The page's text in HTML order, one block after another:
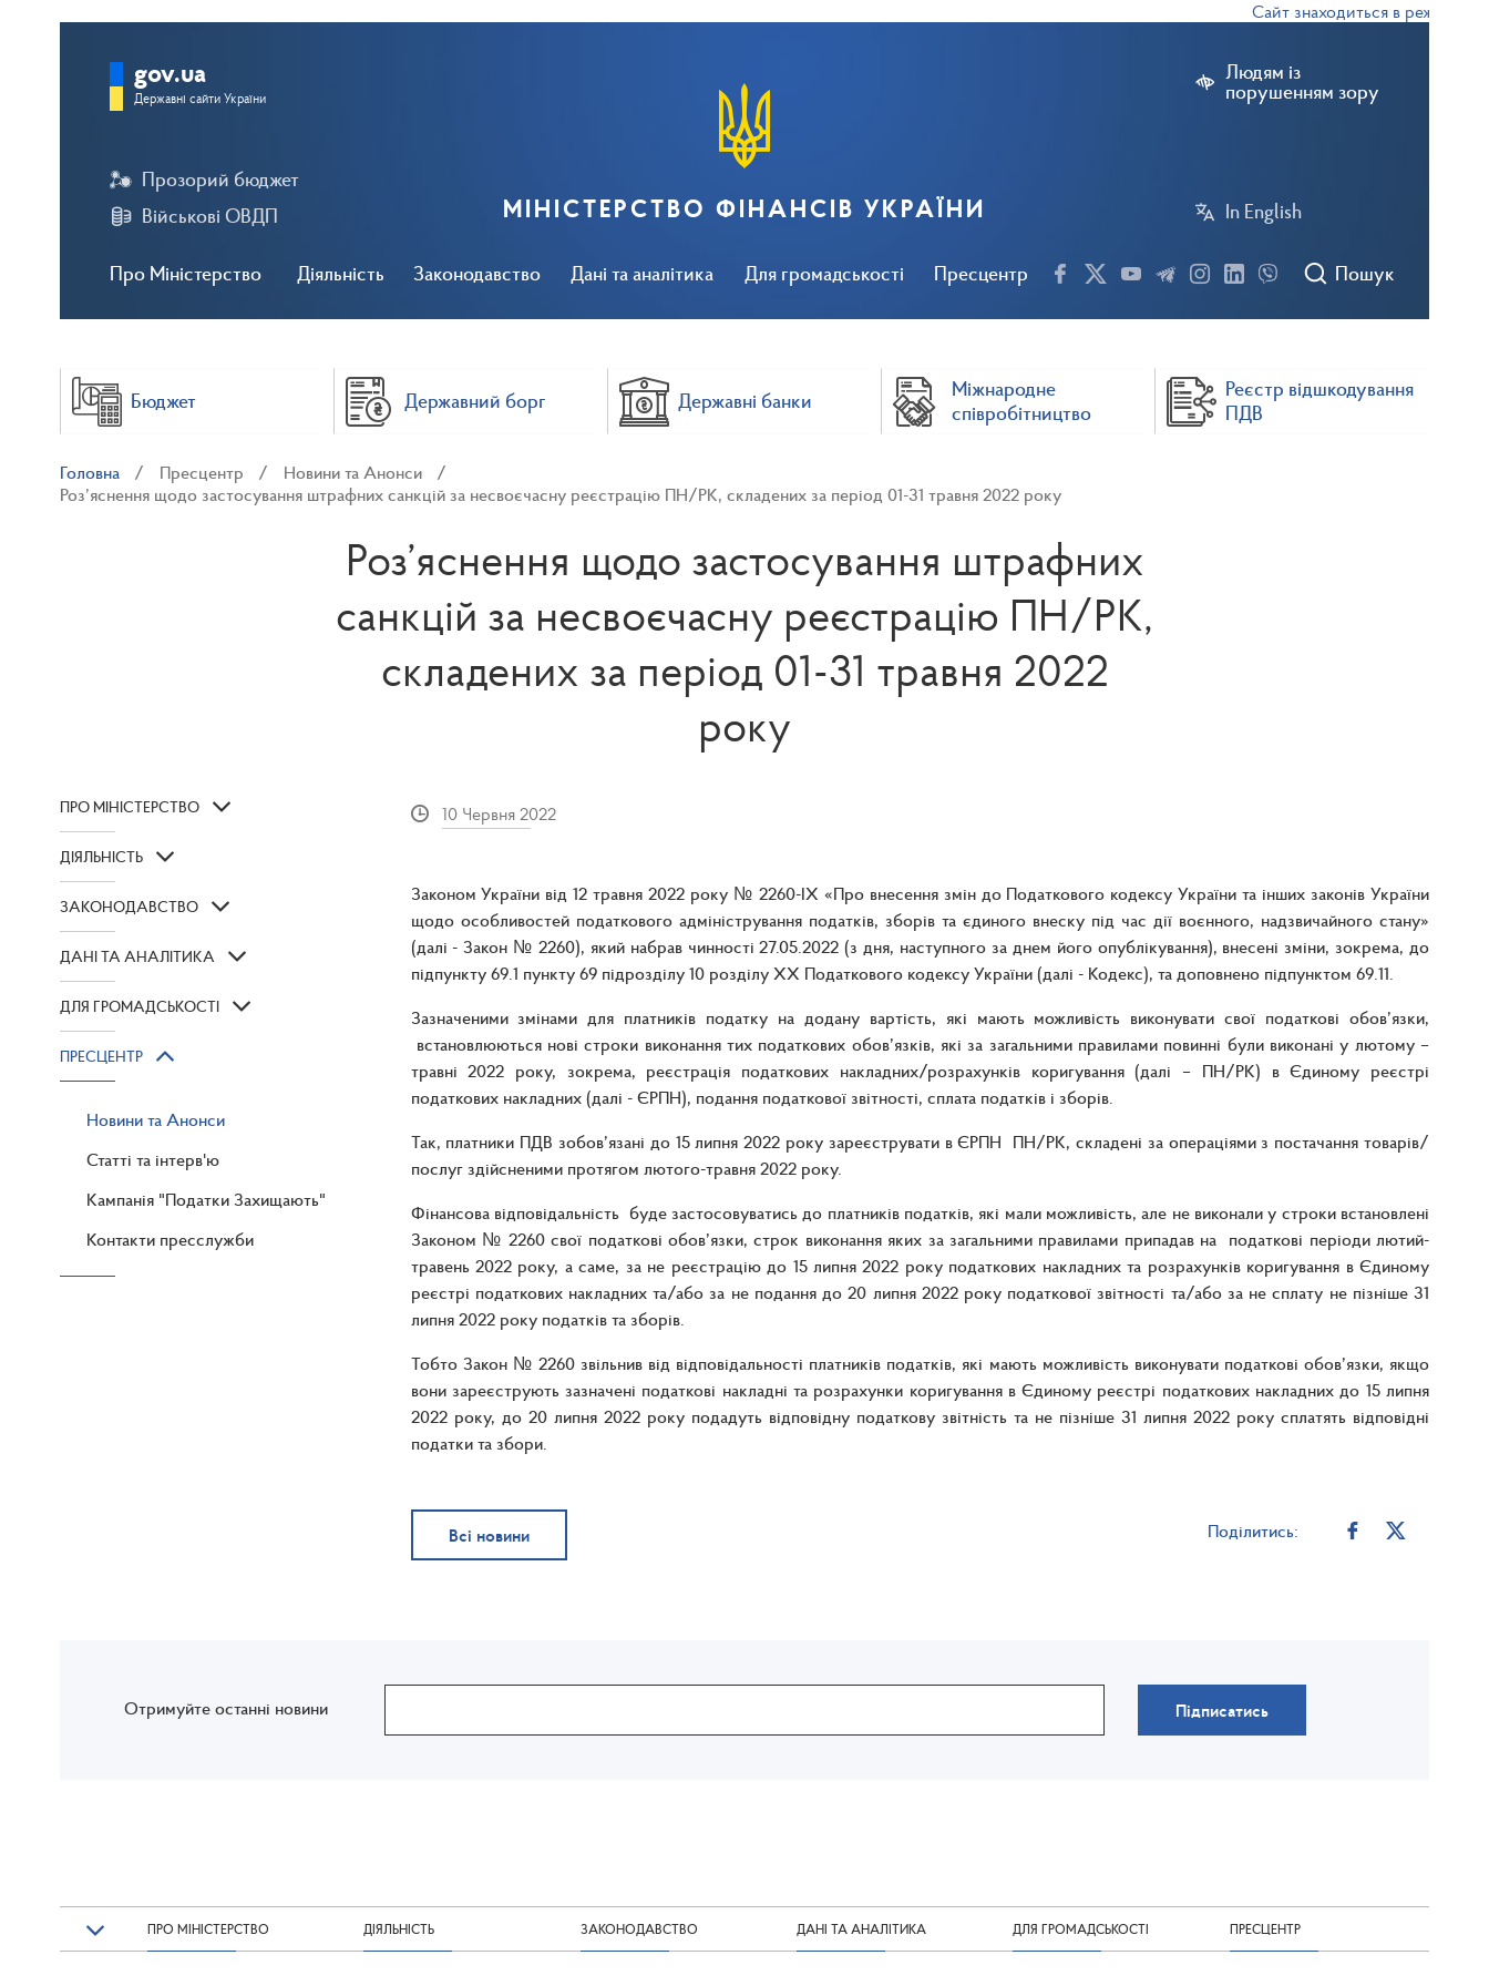
Сайт знаходиться в режимі
Людям із
порушенням зору
In English
Про Міністерство Діяльність Законодавство Дані та аналітика Для громадськості Пресцентр
Прозорий бюджет
Військові ОВДП
Пошук
gov.ua
Державні сайти України
МІНІСТЕРСТВО ФІНАНСІВ УКРАЇНИ
Бюджет Державний борг Державні банки
Міжнародне
співробітництво
Реєстр відшкодування
ПДВ
Головна Пресцентр
Новини та Анонси
Роз’яснення щодо застосування штрафних санкцій за несвоєчасну реєстрацію ПН/РК, складених за період 01-31 травня 2022 року
Роз’яснення щодо застосування штрафних
санкцій за несвоєчасну реєстрацію ПН/РК,
складених за період 01-31 травня 2022
року
ПРО МІНІСТЕРСТВО
ДІЯЛЬНІСТЬ
ЗАКОНОДАВСТВО
ДАНІ ТА АНАЛІТИКА
ДЛЯ ГРОМАДСЬКОСТІ
ПРЕСЦЕНТР
Новини та Анонси
Статті та інтерв'ю
Кампанія "Податки Захищають"
Контакти пресслужби
10 Червня 2022
Законом України від 12 травня 2022 року № 2260-IX «Про внесення змін до Податкового кодексу України та інших законів України
щодо особливостей податкового адміністрування податків, зборів та єдиного внеску під час дії воєнного, надзвичайного стану»
(далі - Закон № 2260), який набрав чинності 27.05.2022 (з дня, наступного за днем його опублікування), внесені зміни, зокрема, до
підпункту 69.1 пункту 69 підрозділу 10 розділу ХХ Податкового кодексу України (далі - Кодекс), та доповнено підпунктом 69.11.
Зазначеними змінами для платників податку на додану вартість, які мають можливість виконувати свої податкові обов’язки,
встановлюються нові строки виконання тих податкових обов’язків, які за загальними правилами повинні були виконані у лютому –
травні 2022 року, зокрема, реєстрація податкових накладних/розрахунків коригування (далі – ПН/РК) в Єдиному реєстрі
податкових накладних (далі - ЄРПН), подання податкової звітності, сплата податків і зборів.
Так, платники ПДВ зобов’язані до 15 липня 2022 року зареєструвати в ЄРПН ПН/РК, складені за операціями з постачання товарів/
послуг здійсненими протягом лютого-травня 2022 року.
Фінансова відповідальність буде застосовуватись до платників податків, які мали можливість, але не виконали у строки встановлені
Законом № 2260 свої податкові обов’язки, строк виконання яких за загальними правилами припадав на податкові періоди лютий-
травень 2022 року, а саме, за не реєстрацію до 15 липня 2022 року податкових накладних та розрахунків коригування в Єдиному
реєстрі податкових накладних та/або за не подання до 20 липня 2022 року податкової звітності та/або за не сплату не пізніше 31
липня 2022 року податків та зборів.
Тобто Закон № 2260 звільнив від відповідальності платників податків, які мають можливість виконувати податкові обов’язки, якщо
вони зареєструють зазначені податкові накладні та розрахунки коригування в Єдиному реєстрі податкових накладних до 15 липня
2022 року, до 20 липня 2022 року подадуть відповідну податкову звітність та не пізніше 31 липня 2022 року сплатять відповідні
податки та збори.
Всі новини Поділитись:
Отримуйте останні новини Підписатись
ПРО МІНІСТЕРСТВО ДІЯЛЬНІСТЬ ЗАКОНОДАВСТВО ДАНІ ТА АНАЛІТИКА ДЛЯ ГРОМАДСЬКОСТІ ПРЕСЦЕНТР